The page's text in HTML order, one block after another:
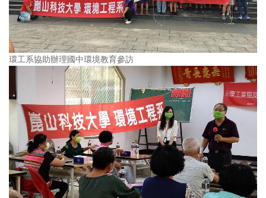
環工系協助辦理國中環境教育參訪